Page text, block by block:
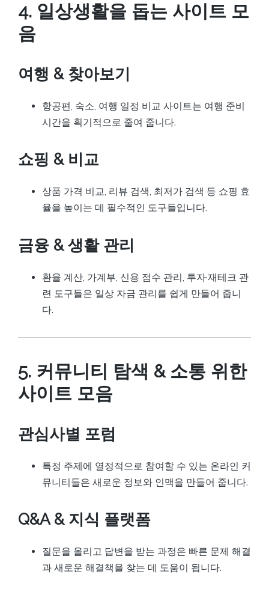
4. 일상생활을 돕는 사이트 모
음
여행 & 찾아보기
항공편, 숙소, 여행 일정 비교 사이트는 여행 준비
시간을 획기적으로 줄여 줍니다.
쇼핑 & 비교
상품 가격 비교, 리뷰 검색, 최저가 검색 등 쇼핑 효
율을 높이는 데 필수적인 도구들입니다.
금융 & 생활 관리
환율 계산, 가계부, 신용 점수 관리, 투자·재테크 관
련 도구들은 일상 자금 관리를 쉽게 만들어 줍니
다.
5. 커뮤니티 탐색 & 소통 위한
사이트 모음
관심사별 포럼
특정 주제에 열정적으로 참여할 수 있는 온라인 커
뮤니티들은 새로운 정보와 인맥을 만들어 줍니다.
Q&A & 지식 플랫폼
질문을 올리고 답변을 받는 과정은 빠른 문제 해결
과 새로운 해결책을 찾는 데 도움이 됩니다.